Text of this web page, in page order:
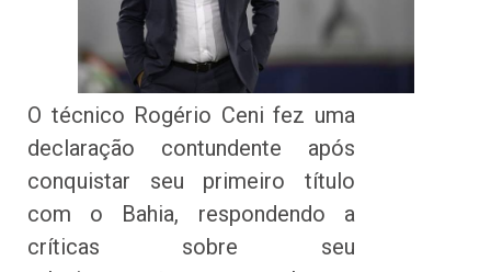
O técnico Rogério Ceni fez uma
declaração contundente após
conquistar seu primeiro título
com o Bahia, respondendo a
críticas sobre seu